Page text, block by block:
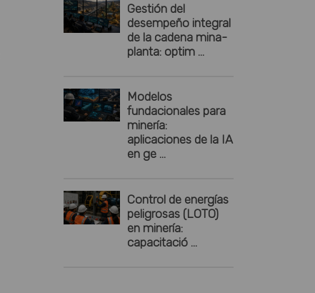
Gestión del
desempeño integral
de la cadena mina-
planta: optim ...
Modelos
fundacionales para
minería:
aplicaciones de la IA
en ge ...
Control de energías
peligrosas (LOTO)
en minería:
capacitació ...